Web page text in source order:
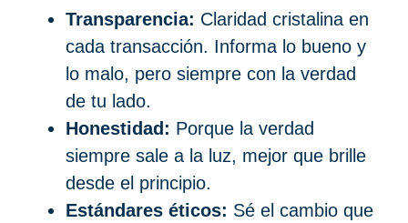
Transparencia: Claridad cristalina en
cada transacción. Informa lo bueno y
lo malo, pero siempre con la verdad
de tu lado.
Honestidad: Porque la verdad
siempre sale a la luz, mejor que brille
desde el principio.
Estándares éticos: Sé el cambio que